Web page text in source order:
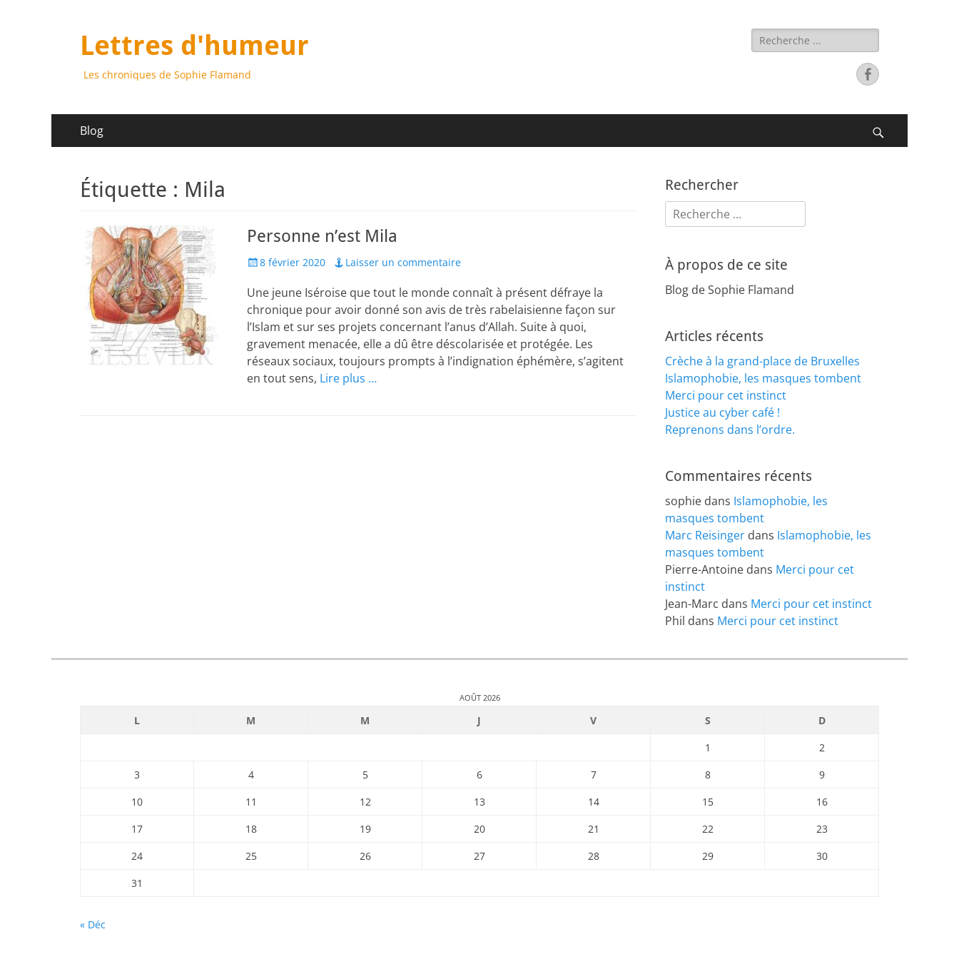
Lettres d'humeur
Les chroniques de Sophie Flamand
Rechercher :
Facebook
Menu
principal
Aller
Blog
Étiquette : Mila
Personne n’est Mila
Posted
8 février 2020 Laisser un commentaire
Une jeune Iséroise que tout le monde connaît à présent défraye la
chronique pour avoir donné son avis de très rabelaisienne façon sur
l’Islam et sur ses projets concernant l’anus d’Allah. Suite à quoi,
gravement menacée, elle a dû être déscolarisée et protégée. Les
réseaux sociaux, toujours prompts à l’indignation éphémère, s’agitent
en tout sens, Lire plus …
Rechercher
Rechercher :
À propos de ce site
Blog de Sophie Flamand
Articles récents
Crèche à la grand-place de Bruxelles
Islamophobie, les masques tombent
Merci pour cet instinct
Justice au cyber café !
Reprenons dans l’ordre.
Commentaires récents
sophie dans Islamophobie, les
masques tombent
Marc Reisinger dans Islamophobie, les
masques tombent
Pierre-Antoine dans Merci pour cet
instinct
Jean-Marc dans Merci pour cet instinct
Phil dans Merci pour cet instinct
AOÛT 2026
L M M J V S
D
1
2
3
4 5 6 7 8
9
10
11 12 13 14 15
16
17
18 19 20 21 22
23
24
25 26 27 28 29
30
31
« Déc